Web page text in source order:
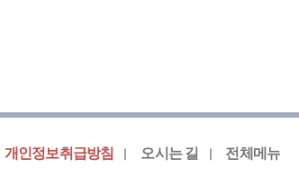
개인정보취급방침 오시는 길 전체메뉴